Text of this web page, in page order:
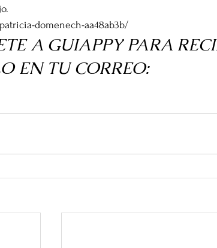
domenech-aa48ab3b/
A GUIAPPY PARA
EN TU CORREO: